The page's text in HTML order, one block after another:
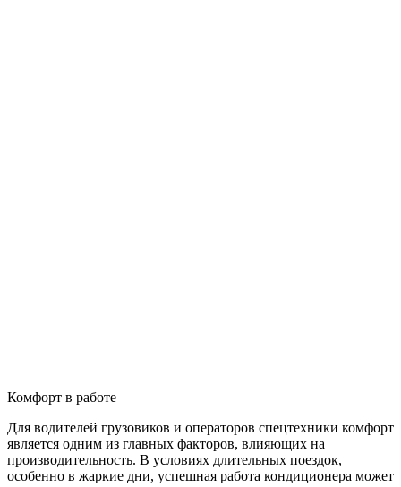
Комфорт в работе
Для водителей грузовиков и операторов спецтехники комфорт
является одним из главных факторов, влияющих на
производительность. В условиях длительных поездок,
особенно в жаркие дни, успешная работа кондиционера может